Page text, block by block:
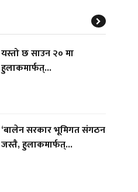
यस्तो छ साउन २० मा
हुलाकमार्फत्...
‘बालेन सरकार भूमिगत संगठन
जस्तै, हुलाकमार्फत्...